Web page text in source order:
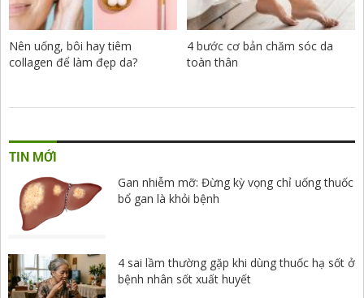
Nên uống, bôi hay tiêm
collagen để làm đẹp da?
4 bước cơ bản chăm sóc da
toàn thân
TIN MỚI
Gan nhiễm mỡ: Đừng kỳ vọng chỉ uống thuốc
bổ gan là khỏi bệnh
4 sai lầm thường gặp khi dùng thuốc hạ sốt ở
bệnh nhân sốt xuất huyết